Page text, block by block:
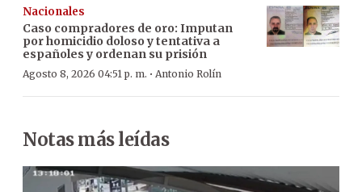
Nacionales
Caso compradores de oro: Imputan
por homicidio doloso y tentativa a
españoles y ordenan su prisión
Agosto 8, 2026 04:51 p. m. · Antonio Rolín
Notas más leídas